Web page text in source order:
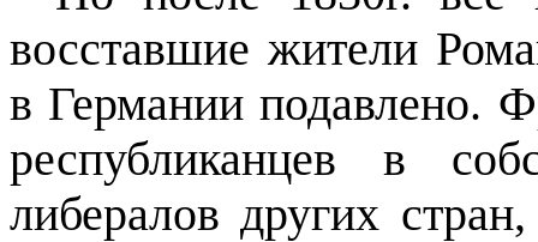
восставшие жители
в Германии подавлено.
республиканцев в
либералов других